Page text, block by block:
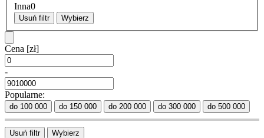
Inna0
Usuń filtr Wybierz
Cena [zł]
-
Popularne:
do 100 000 do 150 000 do 200 000 do 300 000 do 500 000
Usuń filtr Wybierz